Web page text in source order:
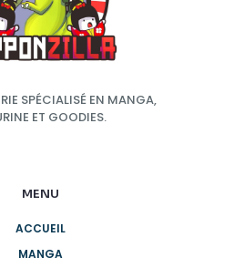
SPÉCIALISÉ EN MANGA,
ET GOODIES.
MENU
ACCUEIL
MANGA